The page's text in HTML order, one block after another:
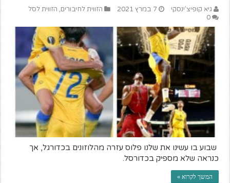
גיא קופיצ'ינסקי 7 במרץ 2021 הזווית לחיבורים, הזווית לסל
0
שבוע בו עשינו את שלנו פלוס עזרה מהלוזונים בכדורגל, אך
כנראה שלא מספיק בכדורסל.
המשך לקרוא »